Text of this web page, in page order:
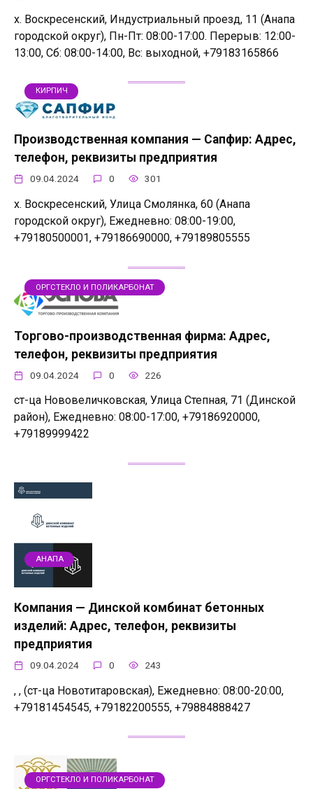
х. Воскресенский, Индустриальный проезд, 11 (Анапа
городской округ), Пн-Пт: 08:00-17:00. Перерыв: 12:00-
13:00, Сб: 08:00-14:00, Вс: выходной, +79183165866
КИРПИЧ
Производственная компания — Сапфир: Адрес,
телефон, реквизиты предприятия
09.04.2024 0 301
х. Воскресенский, Улица Смолянка, 60 (Анапа
городской округ), Ежедневно: 08:00-19:00,
+79180500001, +79186690000, +79189805555
ОРГСТЕКЛО И ПОЛИКАРБОНАТ
Торгово-производственная фирма: Адрес,
телефон, реквизиты предприятия
09.04.2024 0 226
ст-ца Нововеличковская, Улица Степная, 71 (Динской
район), Ежедневно: 08:00-17:00, +79186920000,
+79189999422
АНАПА
Компания — Динской комбинат бетонных
изделий: Адрес, телефон, реквизиты
предприятия
09.04.2024 0 243
, , (ст-ца Новотитаровская), Ежедневно: 08:00-20:00,
+79181454545, +79182200555, +79884888427
ОРГСТЕКЛО И ПОЛИКАРБОНАТ